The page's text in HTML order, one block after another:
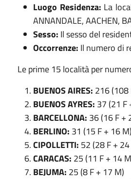
Luogo Residenza: La
ANNANDALE, AACHEN,
Sesso: Il sesso del
Occorrenze: Il numero di
Le prime 15 località per
BUENOS AIRES: 216 (108
BUENOS AYRES: 37 (21 F
BARCELLONA: 36 (16 F +
BERLINO: 31 (15 F + 16 M)
CIPOLLETTI: 52 (28 F +
CARACAS: 25 (11 F + 14
BEJUMA: 25 (8 F + 17 M)